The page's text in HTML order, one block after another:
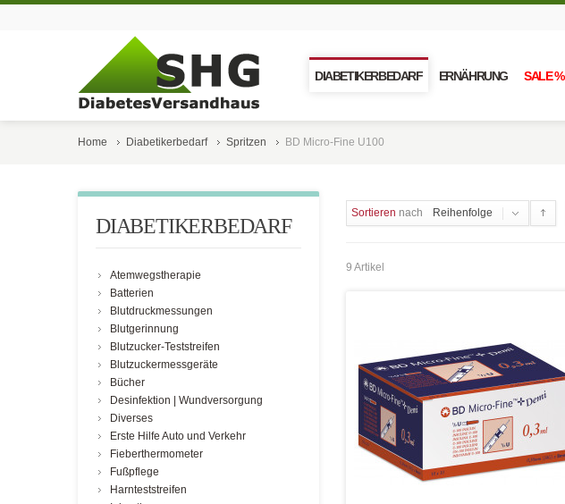
DIABETIKERBEDARF ERNÄHRUNG SALE %
Home Diabetikerbedarf Spritzen BD Micro-Fine U100
Sortieren nach Reihenfolge
9 Artikel
DIABETIKERBEDARF
Atemwegstherapie
Batterien
Blutdruckmessungen
Blutgerinnung
Blutzucker-Teststreifen
Blutzuckermessgeräte
Bücher
Desinfektion | Wundversorgung
Diverses
Erste Hilfe Auto und Verkehr
Fieberthermometer
Fußpflege
Harnteststreifen